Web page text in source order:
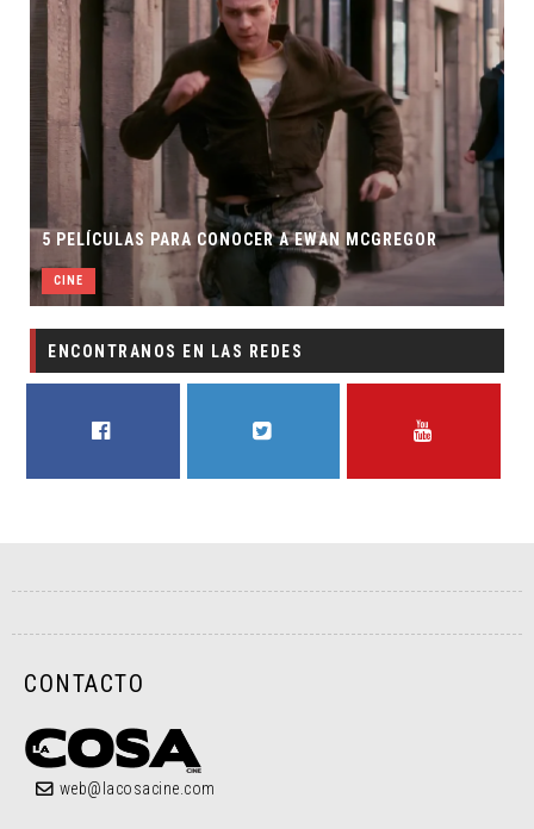
5 PELÍCULAS PARA CONOCER A EWAN MCGREGOR
CINE
ENCONTRANOS EN LAS REDES
CONTACTO
web@lacosacine.com